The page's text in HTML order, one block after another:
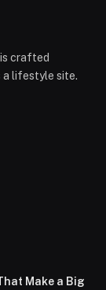
crafted
a lifestyle site.
Make a Big